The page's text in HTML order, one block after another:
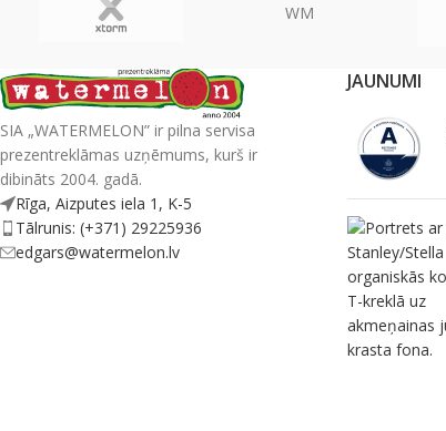
WM
SIA „WATERMELON” ir pilna servisa
prezentreklāmas uzņēmums, kurš ir
dibināts 2004. gadā.
Rīga, Aizputes iela 1, K-5
Tālrunis: (+371) 29225936
edgars@watermelon.lv
JAUNUMI